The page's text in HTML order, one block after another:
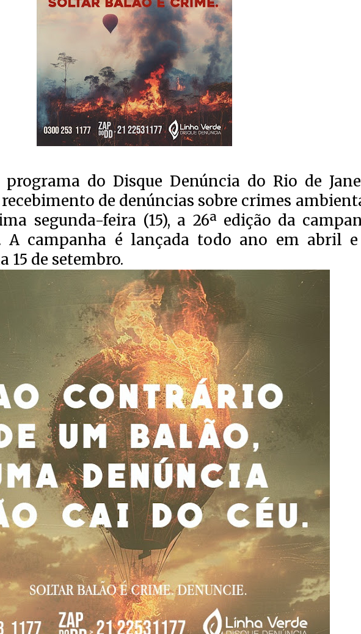
programa do Disque Denúncia do Rio de
de denúncias sobre crimes
segunda-feira (15), a 26ª edição da
A campanha é lançada todo ano em abril e
15 de setembro.